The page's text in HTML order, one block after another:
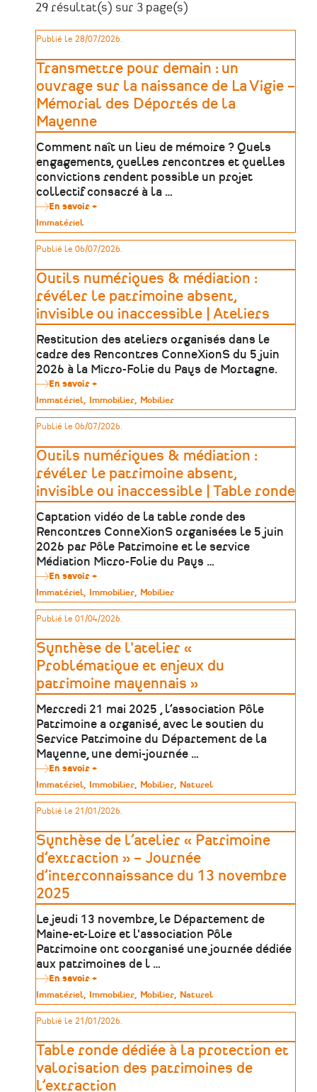
29 résultat(s) sur 3 page(s)
Publié le 28/07/2026.
Transmettre pour demain : un
ouvrage sur la naissance de La Vigie –
Mémorial des Déportés de la
Mayenne
Comment naît un lieu de mémoire ? Quels
engagements, quelles rencontres et quelles
convictions rendent possible un projet
collectif consacré à la …
En savoir +
demain
:
ouvrage
sur
la
naissance
de
La
Vigie
–
Mémorial
des
la
Mayenne
Type
de
patrimoine
Immatériel
Publié le 06/07/2026.
Outils numériques & médiation :
révéler le patrimoine absent,
invisible ou inaccessible | Ateliers
Restitution des ateliers organisés dans le
cadre des Rencontres ConneXionS du 5 juin
2026 à la Micro-Folie du Pays de Mortagne.
En savoir +
Outils
numériques
&
médiation
révéler
le
patrimoine
absent,
invisible
ou
inaccessible
|
Ateliers
Type
de
patrimoine
Immatériel Immobilier Mobilier
Publié le 06/07/2026.
Outils numériques & médiation :
révéler le patrimoine absent,
invisible ou inaccessible | Table ronde
Captation vidéo de la table ronde des
Rencontres ConneXionS organisées le 5 juin
2026 par Pôle Patrimoine et le service
Médiation Micro-Folie du Pays …
En savoir +
Outils
numériques
&
médiation
révéler
le
patrimoine
absent,
invisible
ou
inaccessible
|
Table
ronde
Type
de
patrimoine
Immatériel Immobilier Mobilier
Publié le 01/04/2026.
Synthèse de l'atelier «
Problématique et enjeux du
patrimoine mayennais »
Mercredi 21 mai 2025 , l’association Pôle
Patrimoine a organisé, avec le soutien du
Service Patrimoine du Département de la
Mayenne, une demi-journée …
En savoir +
Synthèse
de
l'atelier
«
et
enjeux
du
patrimoine
mayennais
Type
de
patrimoine
Immatériel Immobilier Mobilier Naturel
Publié le 21/01/2026.
Synthèse de l’atelier « Patrimoine
d’extraction » – Journée
d’interconnaissance du 13 novembre
2025
Le jeudi 13 novembre, le Département de
Maine-et-Loire et l'association Pôle
Patrimoine ont coorganisé une journée dédiée
aux patrimoines de l …
En savoir +
Synthèse
de
l’atelier
«
d’extraction
»
–
Journée
d’interconnaissance
Type
de
patrimoine
Immatériel Immobilier Mobilier Naturel
Publié le 21/01/2026.
Table ronde dédiée à la protection et
valorisation des patrimoines de
l’extraction